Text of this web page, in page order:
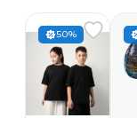
50%